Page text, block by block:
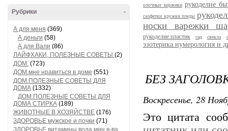
-
Рубрики
А для меня (369)
А деньги (58)
А для Вали (86)
ЛАЙФХАКИ, ПОЛЕЗНЫЕ СОВЕТЫ (2)
ДОМ. (723)
ДОМ.мне нравиться в доме (551)
ДОМ.ПОЛЕЗНЫЕ СОВЕТЫ ДЛЯ
ДОМА (1332)
ДОМ.ПОЛЕЗНЫЕ СОВЕТЫ ДЛЯ
ДОМА СТИРКА (189)
ЖИВОТНЫЕ В ХОЗЯЙСТВЕ (176)
ЗДОРОВЬЕ мужское и почки (71)
ЗДОРОВЬЕ витамины,вода,мин.в-ва
олочные коржики рукоделие
салфетки кружки пледы
носки варежки
рукоделие.пластик сад свекла
эзотерика.нумерология и
БЕЗ
Воскресенье, 28
Это цитата